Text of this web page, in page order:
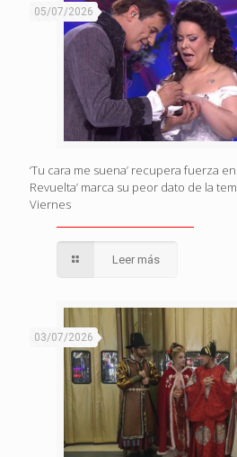
05/07/2026
‘Tu cara me suena’ recupera fuerza
Revuelta’ marca su peor dato de la
Viernes
Leer más
03/07/2026